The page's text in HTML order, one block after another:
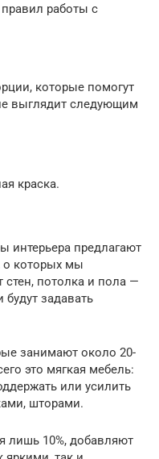
работы с
которые помогут
выглядит следующим
краска.
интерьера предлагают
о которых мы
стен, потолка и пола —
задавать
занимают около 20-
это мягкая мебель:
или усилить
шторами.
лишь 10%, добавляют